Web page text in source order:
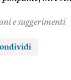
e suggerimenti